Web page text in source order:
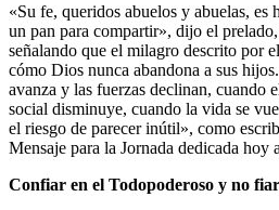
«Su fe, queridos abuelos y abuelas, es
un pan para compartir», dijo el
señalando que el milagro descrito por
cómo Dios nunca abandona a sus
avanza y las fuerzas declinan, cuando
social disminuye, cuando la vida se
el riesgo de parecer inútil», como
Mensaje para la Jornada dedicada hoy
Confiar en el Todopoderoso y no